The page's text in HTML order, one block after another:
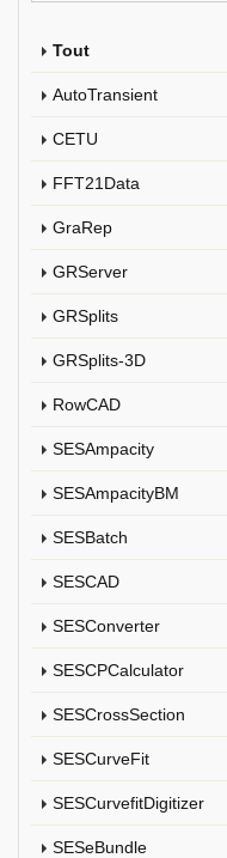
Tout
AutoTransient
CETU
FFT21Data
GraRep
GRServer
GRSplits
GRSplits-3D
RowCAD
SESAmpacity
SESAmpacityBM
SESBatch
SESCAD
SESConverter
SESCPCalculator
SESCrossSection
SESCurveFit
SESCurvefitDigitizer
SESeBundle